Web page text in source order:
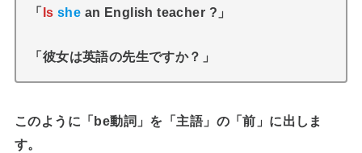
「Is she an English teacher ?」
「彼女は英語の先生ですか？」
このように 「be動詞」 を 「主語」の「前」 に出しま
す。